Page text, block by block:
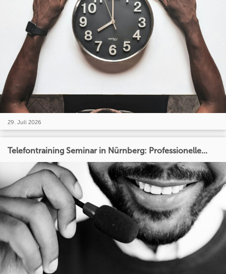
29. Juli 2026
Telefontraining Seminar in Nürnberg: Professionelle...